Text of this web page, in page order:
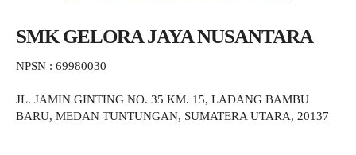
SMK GELORA JAYA NUSANTARA
NPSN : 69980030
JL. JAMIN GINTING NO. 35 KM. 15, LADANG BAMBU
BARU, MEDAN TUNTUNGAN, SUMATERA UTARA, 20137